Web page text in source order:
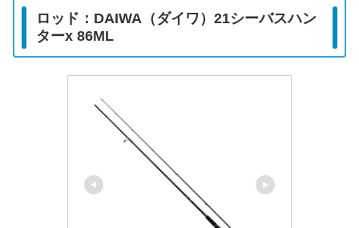
ロッド：DAIWA（ダイワ）21シーバスハン
ターx 86ML